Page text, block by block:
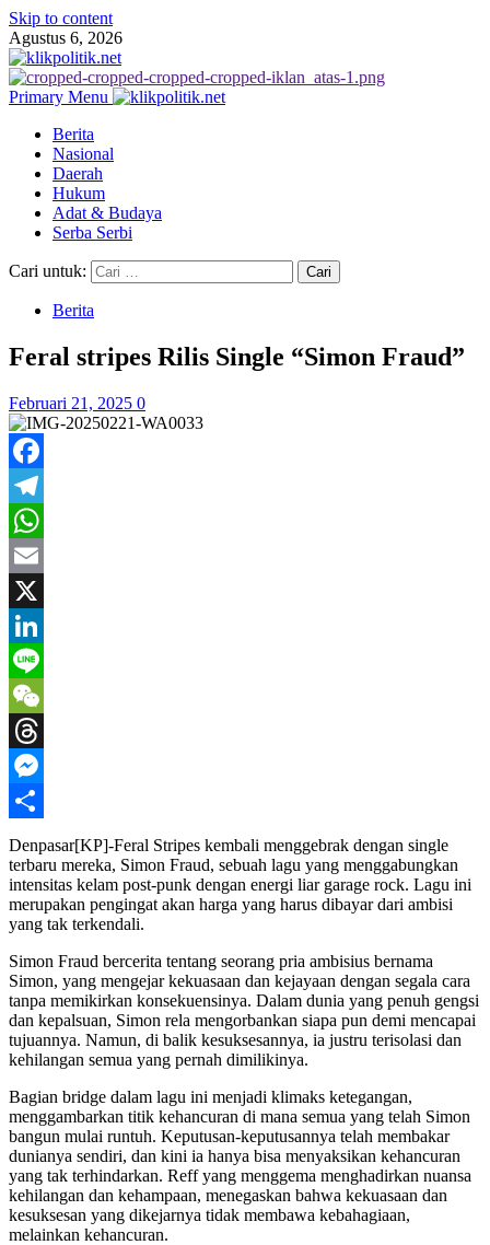
Skip to content
Agustus 6, 2026
Primary Menu
Berita
Nasional
Daerah
Hukum
Adat & Budaya
Serba Serbi
Cari untuk:
Berita
Feral stripes Rilis Single “Simon Fraud”
Februari 21, 2025 0
Facebook
Telegram
WhatsApp
Email
X
LinkedIn
Line
WeChat
Threads
Messenger
Share
Denpasar[KP]-Feral Stripes kembali menggebrak dengan single
terbaru mereka, Simon Fraud, sebuah lagu yang menggabungkan
intensitas kelam post-punk dengan energi liar garage rock. Lagu ini
merupakan pengingat akan harga yang harus dibayar dari ambisi
yang tak terkendali.
Simon Fraud bercerita tentang seorang pria ambisius bernama
Simon, yang mengejar kekuasaan dan kejayaan dengan segala cara
tanpa memikirkan konsekuensinya. Dalam dunia yang penuh gengsi
dan kepalsuan, Simon rela mengorbankan siapa pun demi mencapai
tujuannya. Namun, di balik kesuksesannya, ia justru terisolasi dan
kehilangan semua yang pernah dimilikinya.
Bagian bridge dalam lagu ini menjadi klimaks ketegangan,
menggambarkan titik kehancuran di mana semua yang telah Simon
bangun mulai runtuh. Keputusan-keputusannya telah membakar
dunianya sendiri, dan kini ia hanya bisa menyaksikan kehancuran
yang tak terhindarkan. Reff yang menggema menghadirkan nuansa
kehilangan dan kehampaan, menegaskan bahwa kekuasaan dan
kesuksesan yang dikejarnya tidak membawa kebahagiaan,
melainkan kehancuran.